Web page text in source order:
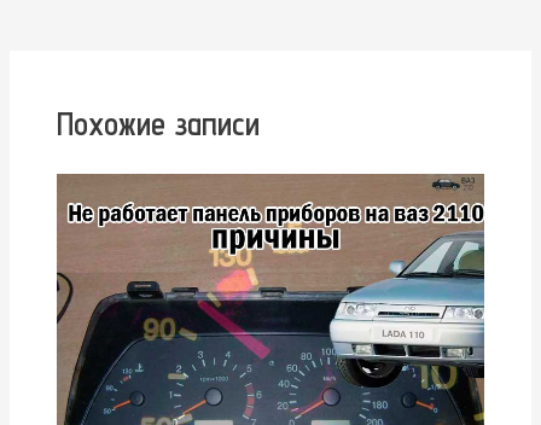
Похожие записи